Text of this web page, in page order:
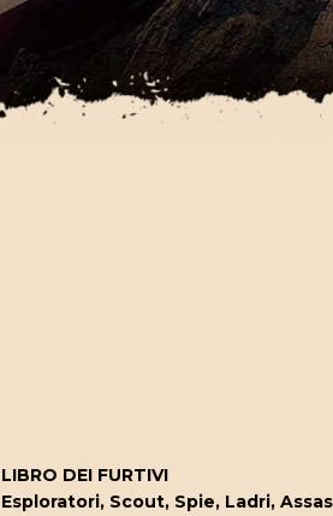
LIBRO DEI FURTIVI
Esploratori, Scout, Spie, Ladri,